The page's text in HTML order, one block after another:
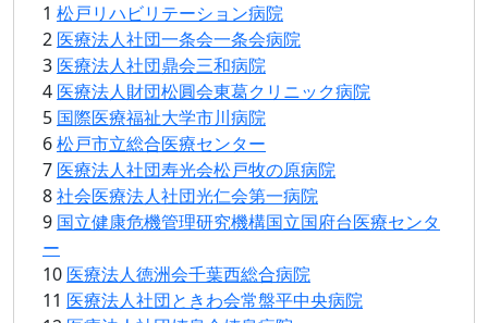
1 松戸リハビリテーション病院
2 医療法人社団一条会一条会病院
3 医療法人社団鼎会三和病院
4 医療法人財団松圓会東葛クリニック病院
5 国際医療福祉大学市川病院
6松戸市立総合医療センター
7 医療法人社団寿光会松戸牧の原病院
8社会医療法人社団光仁会第一病院
9 国立健康危機管理研究機構国立国府台医療センタ
ー
10 医療法人徳洲会千葉西総合病院
11 医療法人社団ときわ会常盤平中央病院